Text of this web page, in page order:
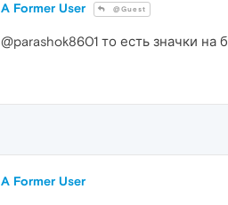
A Former User @Guest
@parashok8601 то есть значки на
A Former User